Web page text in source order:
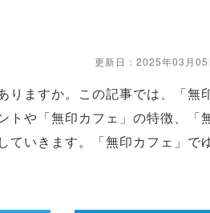
更新日：2025年03月05
りますか。この記事では、「無
トや「無印カフェ」の特徴、「
ていきます。「無印カフェ」で